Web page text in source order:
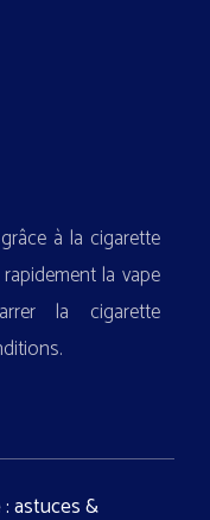
à la cigarette
la vape
la cigarette
astuces &